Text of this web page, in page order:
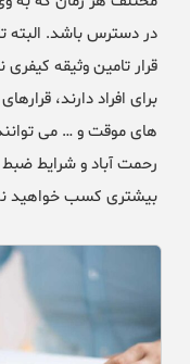
در دسترس باشد. البته
قرار تامین وثیقه
برای افراد دارند،
های موقت و … می توانند
رحمت آباد و شرایط ضبط
بیشتری کسب خواهید